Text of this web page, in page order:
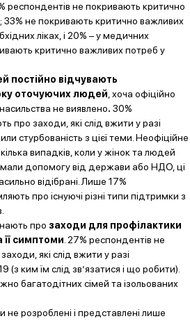
респондентів не покривають критично
33% не покривають критично важливих
ліках, і 20% – у медичних
критично важливих потреб у
постійно відчувають
оточуючих людей , хоча офіційно
не виявлено. 30%
про заходи, які слід вжити у разі
стурбованість з цієї теми. Неофіційне
випадків, коли у жінок та людей
допомогу від держави або НДО, ці
відібрані. Лише 17%
про існуючі різні типи підтримки з
про заходи для профілактики
її симптоми . 27% респондентів не
які слід вжити у разі
ким їм слід зв’язатися і що робити).
багатодітних сімей та ізольованих
не розроблені і представлені лише